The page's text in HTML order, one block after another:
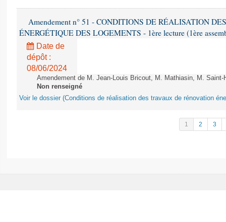
Amendement n° 51 - CONDITIONS DE RÉALISATION
ÉNERGÉTIQUE DES LOGEMENTS - 1ère lecture (1ère
Date de
dépôt :
08/06/2024
Amendement de M. Jean-Louis Bricout, M. Mathiasin, M.
Non renseigné
Voir le dossier (Conditions de réalisation des travaux de rénovation
1 2 3